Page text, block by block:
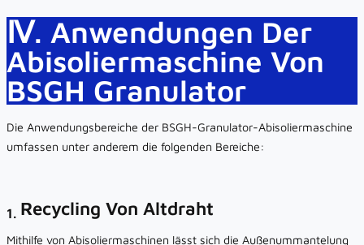
Ⅳ. Anwendungen Der
Abisoliermaschine Von
BSGH Granulator
Die Anwendungsbereiche der BSGH-Granulator-Abisoliermaschine
umfassen unter anderem die folgenden Bereiche:
1. Recycling Von Altdraht
Mithilfe von Abisoliermaschinen lässt sich die Außenummantelung